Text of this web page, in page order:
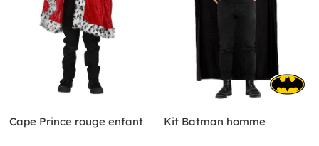
Cape Prince rouge enfant Kit Batman homme